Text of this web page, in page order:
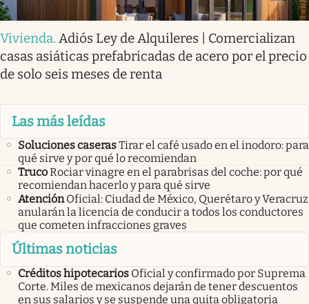
Vivienda. Adiós Ley de Alquileres | Comercializan
casas asiáticas prefabricadas de acero por el precio
de solo seis meses de renta
Las más leídas
Soluciones caserasTirar el café usado en el inodoro: para
qué sirve y por qué lo recomiendan
TrucoRociar vinagre en el parabrisas del coche: por qué
recomiendan hacerlo y para qué sirve
Atención Oficial: Ciudad de México, Querétaro y Veracruz
anularán la licencia de conducir a todos los conductores
que cometen infracciones graves
Últimas noticias
Créditos hipotecarios Oficial y confirmado por Suprema
Corte. Miles de mexicanos dejarán de tener descuentos
en sus salarios y se suspende una quita obligatoria